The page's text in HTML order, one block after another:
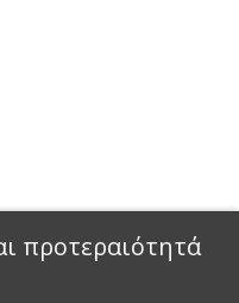
προτεραιότητά